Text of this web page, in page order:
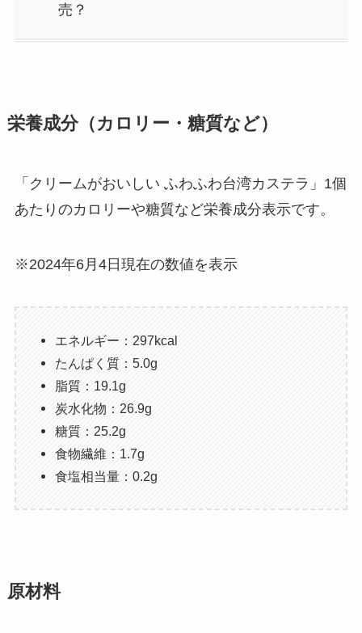
売？
栄養成分（カロリー・糖質など）
「クリームがおいしい ふわふわ台湾カステラ」1個
あたりのカロリーや糖質など栄養成分表示です。
※2024年6月4日現在の数値を表示
エネルギー：297kcal
たんぱく質：5.0g
脂質：19.1g
炭水化物：26.9g
糖質：25.2g
食物繊維：1.7g
食塩相当量：0.2g
原材料